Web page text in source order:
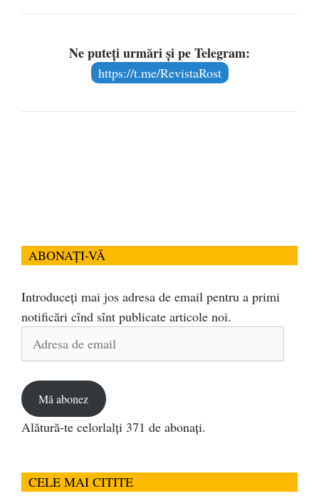
Ne puteți urmări și pe Telegram:
https://t.me/RevistaRost
ABONAȚI-VĂ
Introduceți mai jos adresa de email pentru a primi
notificări cînd sînt publicate articole noi.
Adresa
Mă abonez
Alătură-te celorlalți 371 de abonați.
CELE MAI CITITE